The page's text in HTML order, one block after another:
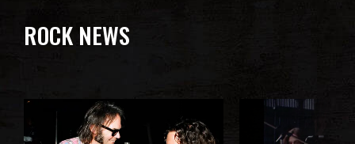
ROCK NEWS